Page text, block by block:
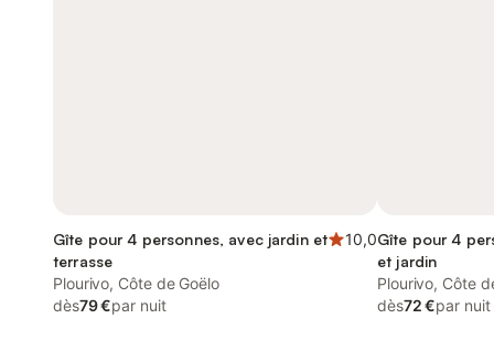
Gîte pour 4 personnes, avec jardin et
terrasse
10,0
Plourivo, Côte de Goëlo
dès79 €par nuit
Gîte pour 4
et jardin
Plourivo, Côte
dès72 €par nuit